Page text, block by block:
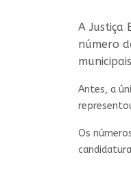
A Justiça
número
Antes, a
Os